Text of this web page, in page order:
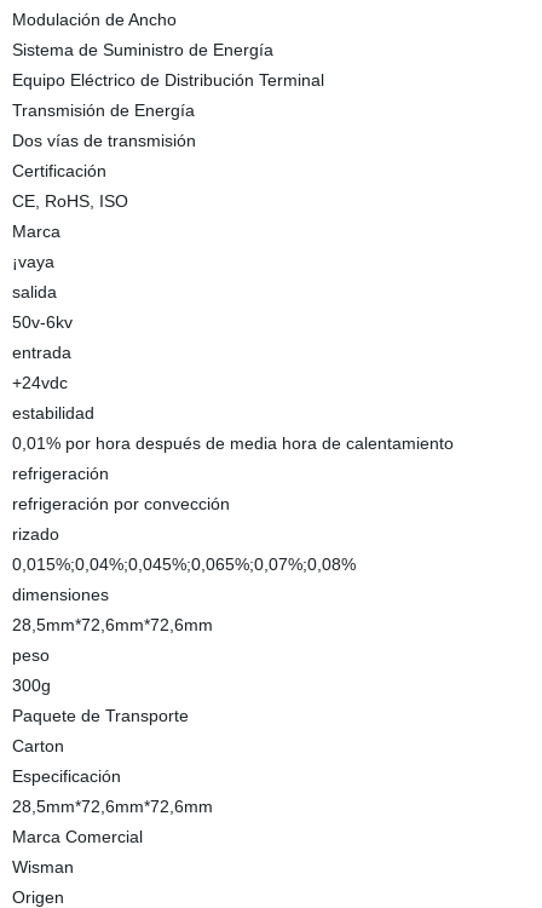
Modulación de Ancho
Sistema de Suministro de Energía
Equipo Eléctrico de Distribución Terminal
Transmisión de Energía
Dos vías de transmisión
Certificación
CE, RoHS, ISO
Marca
¡vaya
salida
50v-6kv
entrada
+24vdc
estabilidad
0,01% por hora después de media hora de calentamiento
refrigeración
refrigeración por convección
rizado
0,015%;0,04%;0,045%;0,065%;0,07%;0,08%
dimensiones
28,5mm*72,6mm*72,6mm
peso
300g
Paquete de Transporte
Carton
Especificación
28,5mm*72,6mm*72,6mm
Marca Comercial
Wisman
Origen